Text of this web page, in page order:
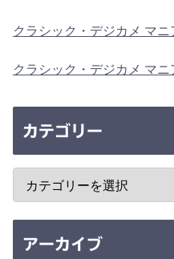
クラシック・デジカメ マニ
クラシック・デジカメ マニ
カテゴリー
アーカイブ